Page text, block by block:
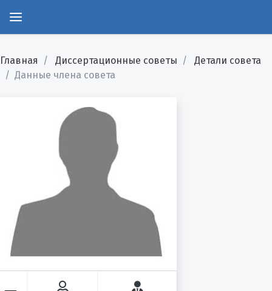
Главная Диссертационные советы
Детали совета
Данные члена совета